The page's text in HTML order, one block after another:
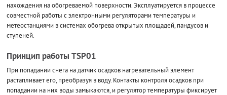
нахождения на обогреваемой поверхности. Эксплуатируется в процессе
совместной работы с электронными регуляторами температуры и
метеостанциями в системах обогрева открытых площадей, пандусов и
ступеней.
Принцип работы TSP01
При попадании снега на датчик осадков нагревательный элемент
растапливает его, преобразуя в воду. Контакты контроля осадков при
попадании на них воды замыкаются, и регулятор температуры фиксирует